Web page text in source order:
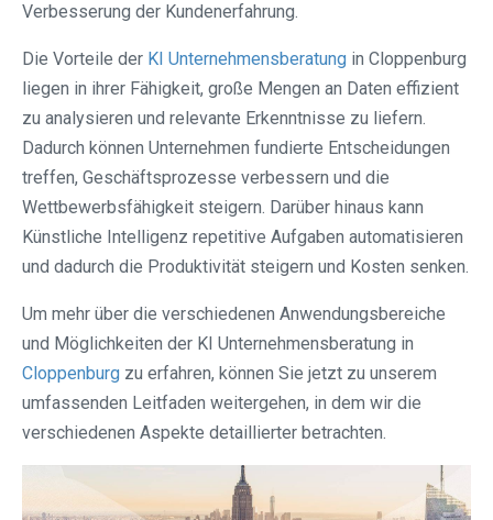
Verbesserung der Kundenerfahrung.
Die Vorteile der KI Unternehmensberatung in Cloppenburg
liegen in ihrer Fähigkeit, große Mengen an Daten effizient
zu analysieren und relevante Erkenntnisse zu liefern.
Dadurch können Unternehmen fundierte Entscheidungen
treffen, Geschäftsprozesse verbessern und die
Wettbewerbsfähigkeit steigern. Darüber hinaus kann
Künstliche Intelligenz repetitive Aufgaben automatisieren
und dadurch die Produktivität steigern und Kosten senken.
Um mehr über die verschiedenen Anwendungsbereiche
und Möglichkeiten der KI Unternehmensberatung in
Cloppenburg zu erfahren, können Sie jetzt zu unserem
umfassenden Leitfaden weitergehen, in dem wir die
verschiedenen Aspekte detaillierter betrachten.